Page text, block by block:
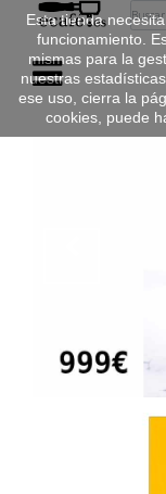
Esta tienda
funcionamiento.
mismas para la
nuestras
ese uso, cierra la
cookies, puede